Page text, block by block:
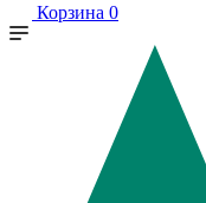
Корзина 0